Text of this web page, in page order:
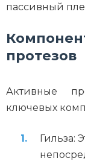
пассивный
протезов
Активные
ключевых
Гильза: